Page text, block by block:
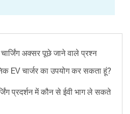
अक्सर पूछे जाने वाले प्रश्न
EV चार्जर का उपयोग कर सकता हूं?
प्रदर्शन में कौन से ईवी भाग ले सकते